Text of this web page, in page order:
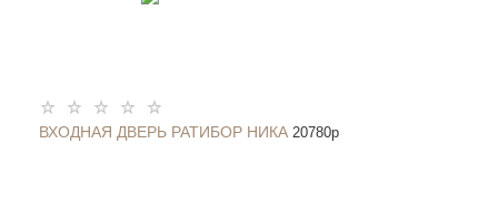
ВХОДНАЯ ДВЕРЬ РАТИБОР НИКА 20780p